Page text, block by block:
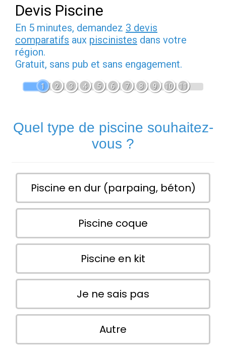
Devis Piscine
En 5 minutes, demandez 3 devis
comparatifs aux piscinistes dans votre
région.
Gratuit, sans pub et sans engagement.
1 2 3 4 5 6 7 8 9 10 11
Quel type de piscine souhaitez-
vous ?
Piscine en dur (parpaing, béton)
Piscine coque
Piscine en kit
Je ne sais pas
Autre